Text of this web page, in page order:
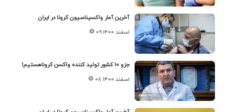
آخرین آمار واکسیناسیون کرونا در ایران
۰۹ اسفند ۱۴۰۰
جزو ۱۰ کشور تولید کننده واکسن کروناهستیم!
۰۸ اسفند ۱۴۰۰